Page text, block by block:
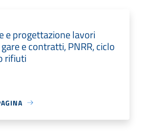
e progettazione lavori
e contratti, PNRR, ciclo
rifiuti